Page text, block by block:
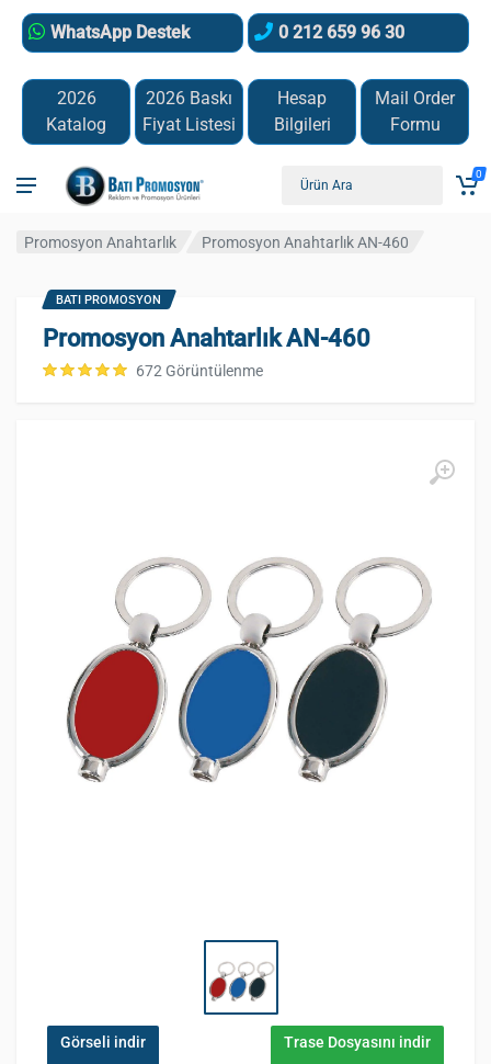
WhatsApp Destek 0 212 659 96 30
2026
Katalog
2026 Baskı
Fiyat Listesi
Hesap
Bilgileri
Mail Order
Formu
0
Promosyon Anahtarlık Promosyon Anahtarlık AN-460
Görseli indir Trase Dosyasını indir
Promosyon Anahtarlık AN-460
672 Görüntülenme
BATI PROMOSYON